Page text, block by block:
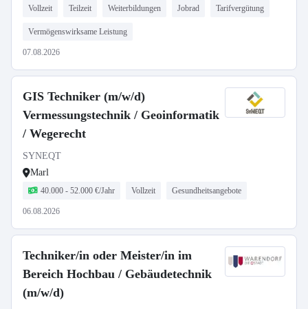
Vollzeit Teilzeit Weiterbildungen Jobrad Tarifvergütung
Vermögenswirksame Leistung
07.08.2026
GIS Techniker (m/w/d)
Vermessungstechnik / Geoinformatik
/ Wegerecht
SYNEQT
Marl
40.000 - 52.000 €/Jahr Vollzeit Gesundheitsangebote
06.08.2026
Techniker/in oder Meister/in im
Bereich Hochbau / Gebäudetechnik
(m/w/d)